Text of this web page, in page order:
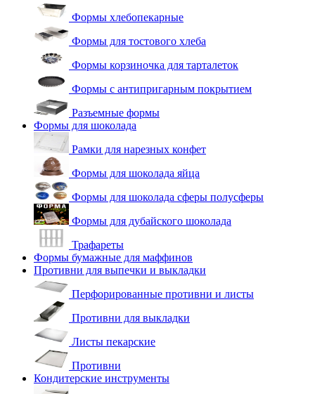
Формы хлебопекарные
Формы для тостового хлеба
Формы корзиночка для тарталеток
Формы с антипригарным покрытием
Разъемные формы
Формы для шоколада
Рамки для нарезных конфет
Формы для шоколада яйца
Формы для шоколада сферы полусферы
Формы для дубайского шоколада
Трафареты
Формы бумажные для маффинов
Противни для выпечки и выкладки
Перфорированные противни и листы
Противни для выкладки
Листы пекарские
Противни
Кондитерские инструменты